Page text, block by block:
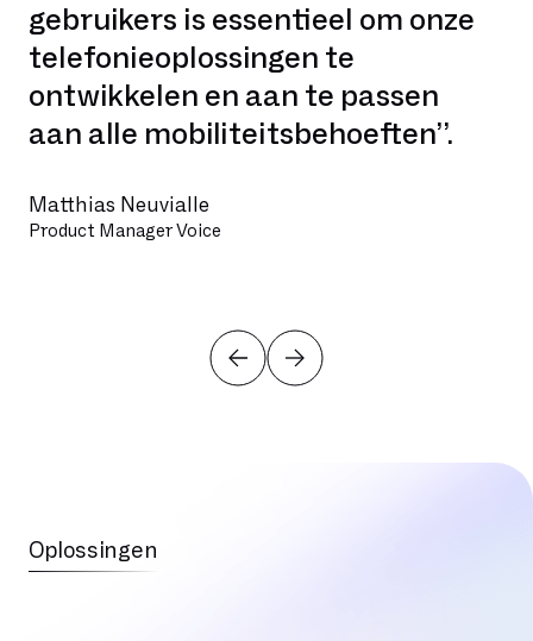
gebruikers is essentieel om onze
telefonieoplossingen te
ontwikkelen en aan te passen
aan alle mobiliteitsbehoeften”.
Matthias Neuvialle
Product Manager Voice
Oplossingen